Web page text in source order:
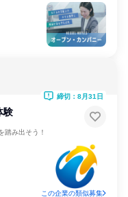
験
踏み出そう！
締切：8月31日
この企業の類似募集